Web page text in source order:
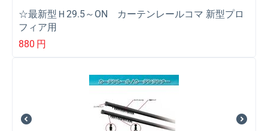
☆最新型Ｈ29.5～ON カーテンレールコマ 新型プロ
フィア用
880 円